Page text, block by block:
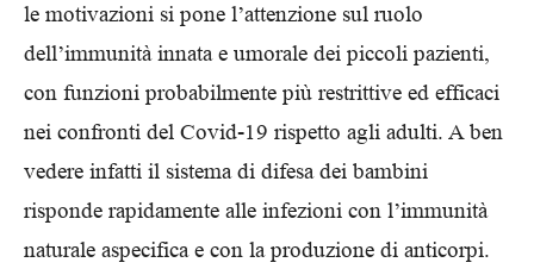
le motivazioni si pone l’attenzione sul ruolo
dell’immunità innata e umorale dei piccoli pazienti,
con funzioni probabilmente più restrittive ed efficaci
nei confronti del Covid-19 rispetto agli adulti. A ben
vedere infatti il sistema di difesa dei bambini
risponde rapidamente alle infezioni con l’immunità
naturale aspecifica e con la produzione di anticorpi.